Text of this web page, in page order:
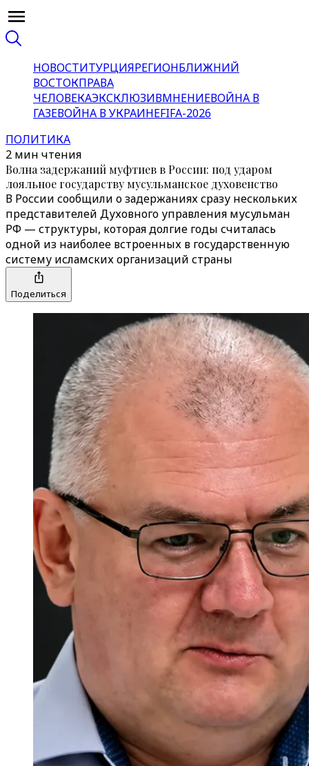
НОВОСТИТУРЦИЯРЕГИОНБЛИЖНИЙ
ВОСТОКПРАВА
ЧЕЛОВЕКАЭКСКЛЮЗИВМНЕНИЕВОЙНА В
ГАЗЕВОЙНА В УКРАИНЕFIFA-2026
ПОЛИТИКА
2 мин чтения
Волна задержаний муфтиев в России: под ударом
лояльное государству мусульманское духовенство
В России сообщили о задержаниях сразу нескольких
представителей Духовного управления мусульман
РФ — структуры, которая долгие годы считалась
одной из наиболее встроенных в государственную
систему исламских организаций страны
Поделиться